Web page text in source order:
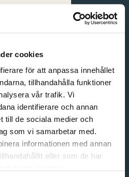
cookies
för att anpassa innehållet
tillhandahålla funktioner
vår trafik. Vi
identifierare och annan
till de sociala medier och
som vi samarbetar med.
informationen med annan
eller som de har
English
Svenska